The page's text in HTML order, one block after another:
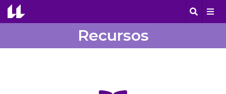
Recursos